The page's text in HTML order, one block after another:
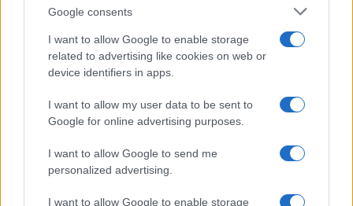
Google consents
I want to allow Google to enable storage
related to advertising like cookies on web or
device identifiers in apps.
I want to allow my user data to be sent to
Google for online advertising purposes.
I want to allow Google to send me
personalized advertising.
I want to allow Google to enable storage
bezoeken. Deze bijeenkomsten bieden een veilige
ruimte voor het delen van ervaringen en het bieden
van onderlinge steun.
Inzichten van een medisch professional
Dr. Jelle Struik, die de uitdagingen van
heeft ervaren, deelt hoe deze ervaring hem
heeft gevormd tot een empathische arts. Hij